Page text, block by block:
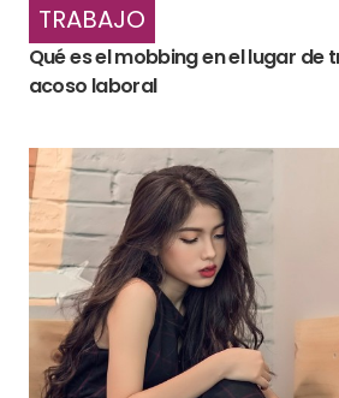
TRABAJO
Qué es el mobbing en el lugar de
acoso laboral